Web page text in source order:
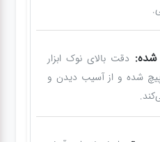
دقت بالای نوک ابزار
شده و از آسیب دیدن و